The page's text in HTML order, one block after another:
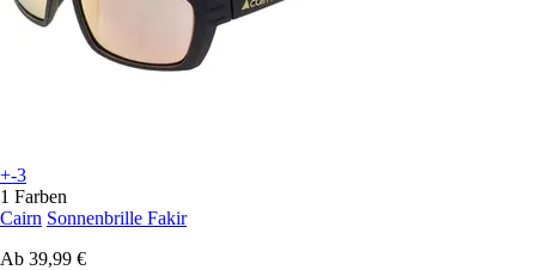
+-3
1 Farben
Cairn Sonnenbrille Fakir
Ab 39,99 €